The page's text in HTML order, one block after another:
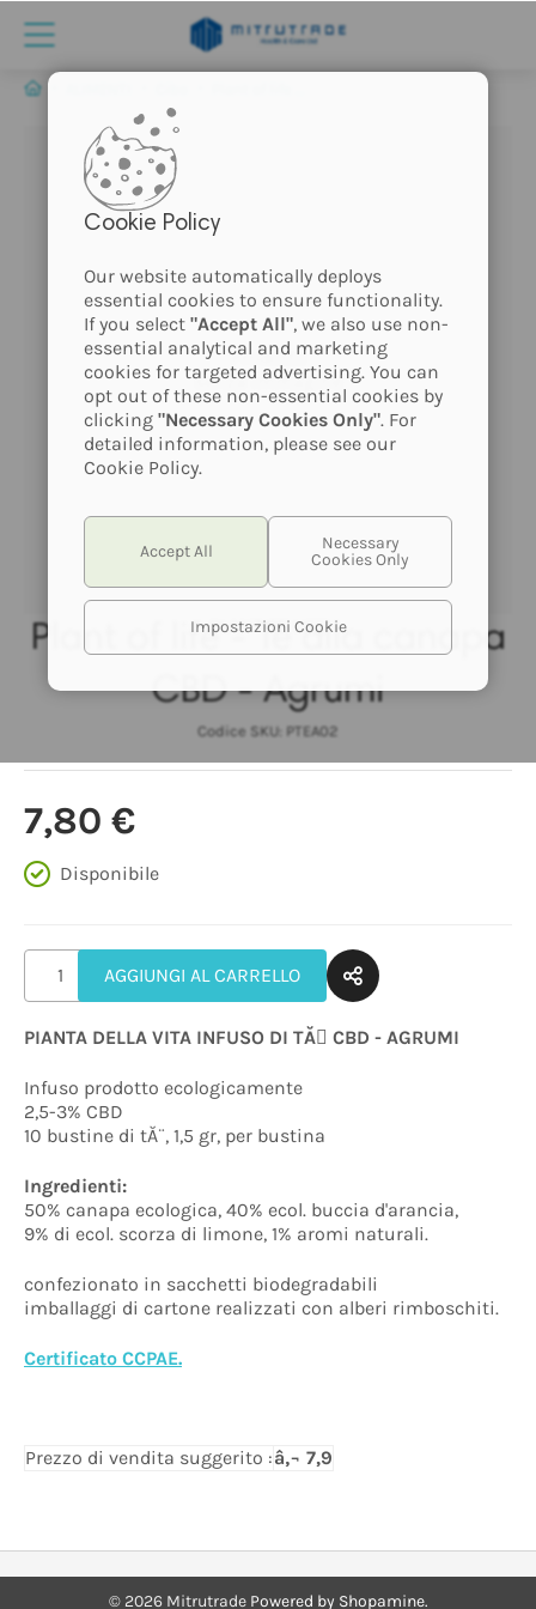
Prodotto
senza immagine
PLANT OF LIFE
Plant of life - Tè alla canapa
CBD - Agrumi
Codice SKU: PTEA02
Plant of life - Tè alla canapa CBD - Agrumi
Disponibile
7,80 €
AGGIUNGI AL CARRELLO
PIANTA DELLA VITA INFUSO DI TĂ CBD - AGRUMI
Infuso prodotto ecologicamente
2,5-3% CBD
10 bustine di tĂ¨, 1,5 gr, per bustina
Ingredienti:
50% canapa ecologica, 40% ecol. buccia d'arancia,
9% di ecol. scorza di limone, 1% aromi naturali.
confezionato in sacchetti biodegradabili
imballaggi di cartone realizzati con alberi rimboschiti.
Certificato CCPAE.
Prezzo di vendita suggerito :â‚¬ 7,9
© 2026Mitrutrade Powered by Shopamine.
Cookie Policy
Our website automatically deploys
essential cookies to ensure functionality.
If you select "Accept All", we also use non-
essential analytical and marketing
cookies for targeted advertising. You can
opt out of these non-essential cookies by
clicking "Necessary Cookies Only". For
detailed information, please see our
Cookie Policy.
Impostazioni Cookie